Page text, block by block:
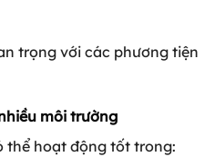
trọng với các phương tiện
môi trường
thể hoạt động tốt trong: